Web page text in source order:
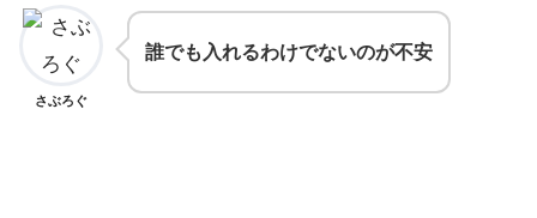
さぶろぐ
誰でも入れるわけでないのが不安